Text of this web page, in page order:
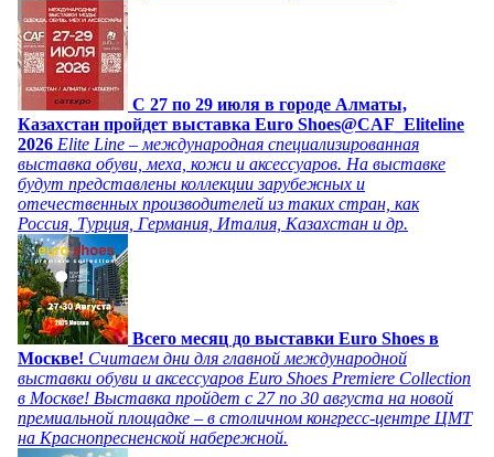
C 27 по 29 июля в городе Алматы,
Казахстан пройдет выставка Euro Shoes@CAF_Eliteline
2026 Elite Line – международная специализированная
выставка обуви, меха, кожи и аксессуаров. На выставке
будут представлены коллекции зарубежных и
отечественных производителей из таких стран, как
Россия, Турция, Германия, Италия, Казахстан и др.
Всего месяц до выставки Euro Shoes в
Москве! Считаем дни для главной международной
выставки обуви и аксессуаров Euro Shoes Premiere Collection
в Москве! Выставка пройдет с 27 по 30 августа на новой
премиальной площадке – в столичном конгресс-центре ЦМТ
на Краснопресненской набережной.